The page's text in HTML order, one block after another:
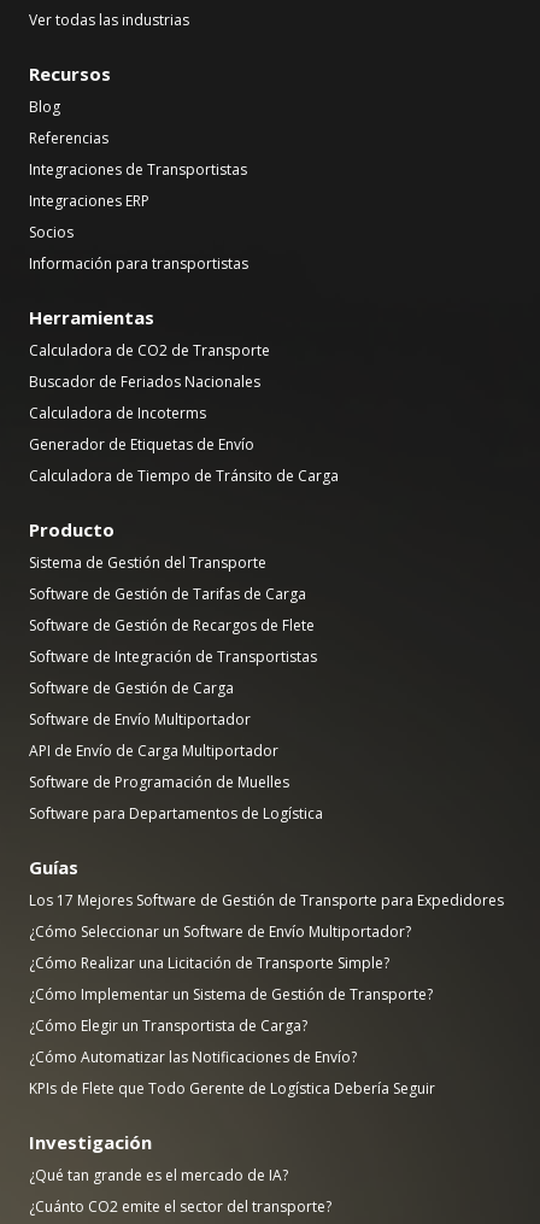
Ver todas las industrias
Recursos
Blog
Referencias
Integraciones de Transportistas
Integraciones ERP
Socios
Información para transportistas
Herramientas
Calculadora de CO2 de Transporte
Buscador de Feriados Nacionales
Calculadora de Incoterms
Generador de Etiquetas de Envío
Calculadora de Tiempo de Tránsito de Carga
Producto
Sistema de Gestión del Transporte
Software de Gestión de Tarifas de Carga
Software de Gestión de Recargos de Flete
Software de Integración de Transportistas
Software de Gestión de Carga
Software de Envío Multiportador
API de Envío de Carga Multiportador
Software de Programación de Muelles
Software para Departamentos de Logística
Guías
Los 17 Mejores Software de Gestión de Transporte para Expedidores
¿Cómo Seleccionar un Software de Envío Multiportador?
¿Cómo Realizar una Licitación de Transporte Simple?
¿Cómo Implementar un Sistema de Gestión de Transporte?
¿Cómo Elegir un Transportista de Carga?
¿Cómo Automatizar las Notificaciones de Envío?
KPIs de Flete que Todo Gerente de Logística Debería Seguir
Investigación
¿Qué tan grande es el mercado de IA?
¿Cuánto CO2 emite el sector del transporte?